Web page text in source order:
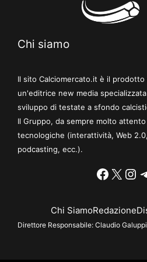
Chi siamo
Il sito Calciomercato.it è il
un'editrice new media
sviluppo di testate a sfondo
Il Gruppo, da sempre molto
tecnologiche (interattività, Web
podcasting, ecc.).
X
Chi SiamoRedazione
Direttore Responsabile: Claudio Galuppi